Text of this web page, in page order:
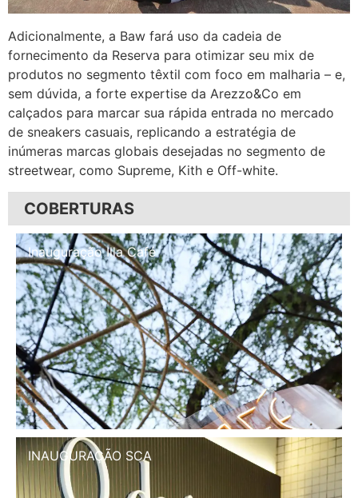
Adicionalmente, a Baw fará uso da cadeia de
fornecimento da Reserva para otimizar seu mix de
produtos no segmento têxtil com foco em malharia – e,
sem dúvida, a forte expertise da Arezzo&Co em
calçados para marcar sua rápida entrada no mercado
de sneakers casuais, replicando a estratégia de
inúmeras marcas globais desejadas no segmento de
streetwear, como Supreme, Kith e Off-white.
COBERTURAS
Inauguração Illa Café
INAUGURAÇÃO SCA